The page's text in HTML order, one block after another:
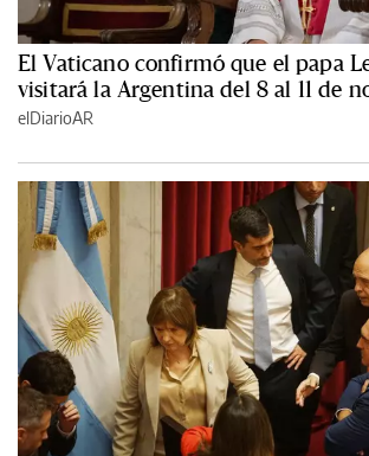
El Vaticano confirmó que el papa
visitará la Argentina del 8 al 11 de
elDiarioAR